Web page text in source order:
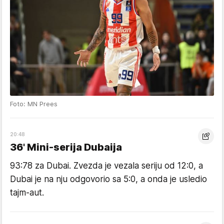
Foto: MN Prees
20:48
36' Mini-serija Dubaija
93:78 za Dubai. Zvezda je vezala seriju od 12:0, a
Dubai je na nju odgovorio sa 5:0, a onda je usledio
tajm-aut.